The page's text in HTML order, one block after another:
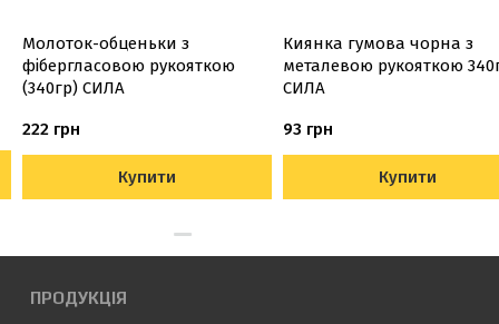
Молоток-обценьки з
фібергласовою рукояткою
(340гр) СИЛА
222 грн
Купити
Киянка гумова чорна з
металевою рукояткою
СИЛА
93 грн
Купити
ПРОДУКЦІЯ